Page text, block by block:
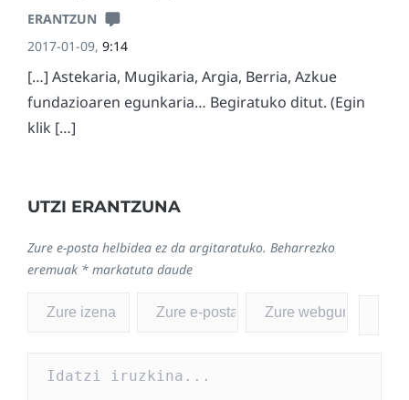
ERANTZUN
2017-01-09, 9:14
[…] Astekaria, Mugikaria, Argia, Berria, Azkue
fundazioaren egunkaria… Begiratuko ditut. (Egin
klik […]
UTZI ERANTZUNA
Zure e-posta helbidea ez da argitaratuko. Beharrezko
eremuak * markatuta daude